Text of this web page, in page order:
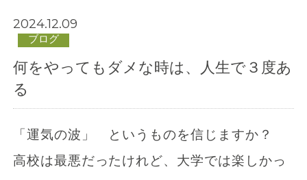
2024.12.09
ブログ
何をやってもダメな時は、人生で３度あ
る
「運気の波」 というものを信じますか？
高校は最悪だったけれど、大学では楽しかっ